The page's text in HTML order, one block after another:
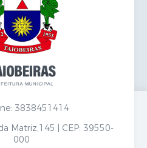
3838451414
Matriz,145 | CEP: 39550-
000